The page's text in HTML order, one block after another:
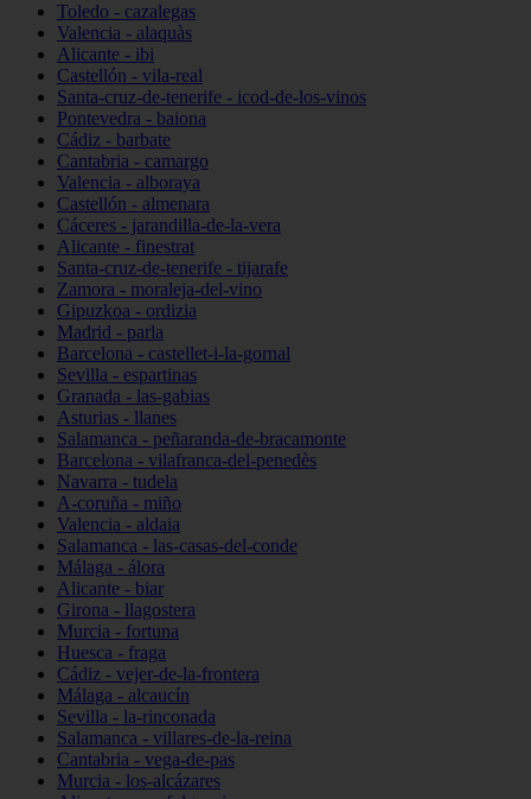
Toledo - cazalegas
Valencia - alaquàs
Alicante - ibi
Castellón - vila-real
Santa-cruz-de-tenerife - icod-de-los-vinos
Pontevedra - baiona
Cádiz - barbate
Cantabria - camargo
Valencia - alboraya
Castellón - almenara
Cáceres - jarandilla-de-la-vera
Alicante - finestrat
Santa-cruz-de-tenerife - tijarafe
Zamora - moraleja-del-vino
Gipuzkoa - ordizia
Madrid - parla
Barcelona - castellet-i-la-gornal
Sevilla - espartinas
Granada - las-gabias
Asturias - llanes
Salamanca - peñaranda-de-bracamonte
Barcelona - vilafranca-del-penedès
Navarra - tudela
A-coruña - miño
Valencia - aldaia
Salamanca - las-casas-del-conde
Málaga - álora
Alicante - biar
Girona - llagostera
Murcia - fortuna
Huesca - fraga
Cádiz - vejer-de-la-frontera
Málaga - alcaucín
Sevilla - la-rinconada
Salamanca - villares-de-la-reina
Cantabria - vega-de-pas
Murcia - los-alcázares